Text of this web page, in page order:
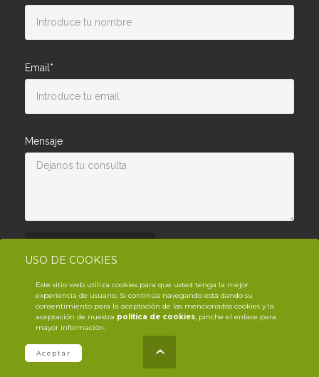
USO DE COOKIES
Este sitio web utiliza cookies para que usted tenga la mejor
experiencia de usuario. Si continúa navegando está dando su
consentimiento para la aceptación de las mencionadas cookies y la
aceptación de nuestra política de cookies, pinche el enlace para
mayor información.
Aceptar
Email*
Mensaje
© Copyright YouTrack